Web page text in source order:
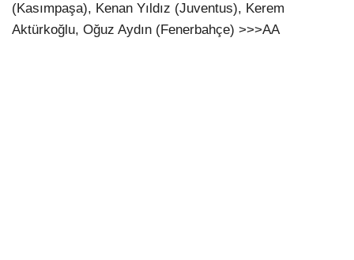
(Kasımpaşa), Kenan Yıldız (Juventus), Kerem
Aktürkoğlu, Oğuz Aydın (Fenerbahçe) >>>AA